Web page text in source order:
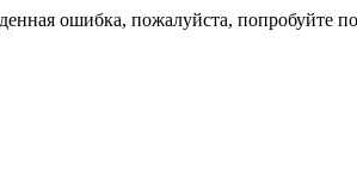
ошибка, пожалуйста, попробуйте